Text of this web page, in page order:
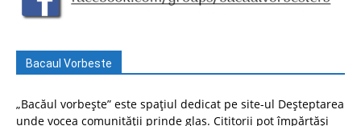
Bacaul Vorbeste
„Bacăul vorbește” este spațiul dedicat pe site-ul Deșteptarea
unde vocea comunității prinde glas. Cititorii pot împărtăși